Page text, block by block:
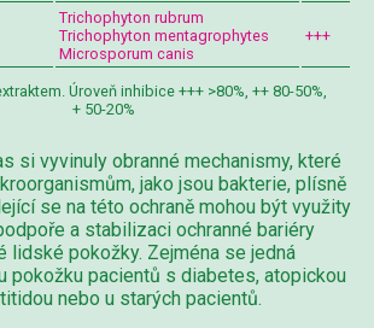
Trichophyton rubrum
Trichophyton mentagrophytes
Microsporum canis
+++
Úroveň inhibice +++ >80%, ++ 80-50%,
+ 50-20%
si vyvinuly obranné mechanismy, které
jako jsou bakterie, plísně
se na této ochraně mohou být využity
a stabilizaci ochranné bariéry
lidské pokožky. Zejména se jedná
pokožku pacientů s diabetes, atopickou
nebo u starých pacientů.